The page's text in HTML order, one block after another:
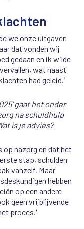
we onze uitgaven
dat vonden wij
gedaan en ik wilde
wat naast
had geleid.’
gaat het onder
na schuldhulp
is je advies?
op nazorg en dat het
stap, schulden
vanzelf. Maar
hebben
op een andere
geen vrijblijvende
proces.'